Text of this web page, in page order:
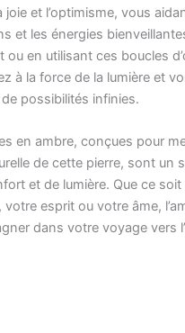
joie et l’optimisme, vous
et les énergies
en utilisant ces boucles
à la force de la lumière et
possibilités infinies.
en ambre, conçues pour
de cette pierre, sont un
et de lumière. Que ce
esprit ou votre âme,
dans votre voyage vers